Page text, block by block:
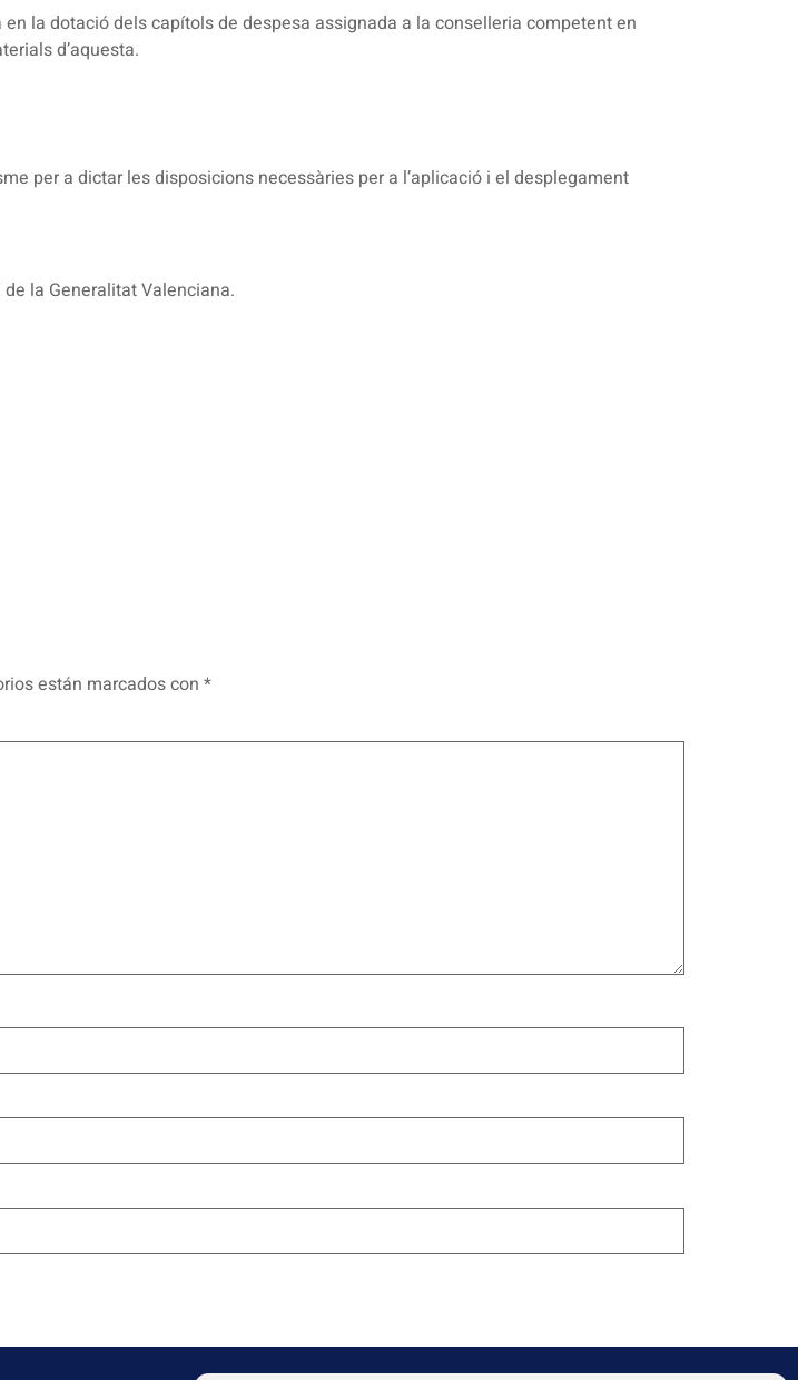
la dotació dels capítols de despesa assignada a la conselleria competent en
d’aquesta.
per a dictar les disposicions necessàries per a l’aplicació i el desplegament
la Generalitat Valenciana.
están marcados con *